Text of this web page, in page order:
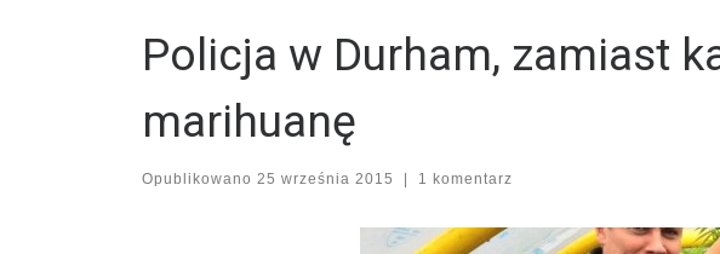
Policja w Durham, zamiast
marihuanę
Opublikowano 25 września 2015 1 komentarz